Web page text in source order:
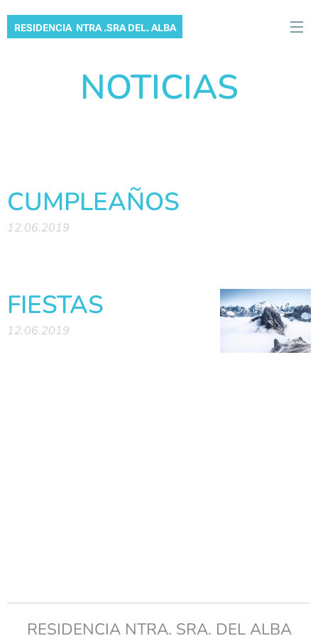
RESIDENCIA NTRA .SRA DEL. ALBA
NOTICIAS
CUMPLEAÑOS
12.06.2019
FIESTAS
12.06.2019
RESIDENCIA NTRA. SRA. DEL ALBA